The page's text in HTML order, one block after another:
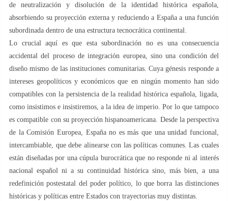
de neutralización y disolución de la identidad histórica española,
absorbiendo su proyección externa y reduciendo a España a una función
subordinada dentro de una estructura tecnocrática continental.
Lo crucial aquí es que esta subordinación no es una consecuencia
accidental del proceso de integración europea, sino una condición del
diseño mismo de las instituciones comunitarias. Cuya génesis responde a
intereses geopolíticos y económicos que en ningún momento han sido
compatibles con la persistencia de la realidad histórica española, ligada,
como insistimos e insistiremos, a la idea de imperio. Por lo que tampoco
es compatible con su proyección hispanoamericana. Desde la perspectiva
de la Comisión Europea, España no es más que una unidad funcional,
intercambiable, que debe alinearse con las políticas comunes. Las cuales
están diseñadas por una cúpula burocrática que no responde ni al interés
nacional español ni a su continuidad histórica sino, más bien, a una
redefinición postestatal del poder político, lo que borra las distinciones
históricas y políticas entre Estados con trayectorias muy distintas.